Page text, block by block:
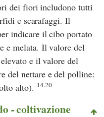
dei fiori includono tutti
e scarafaggi. Il
indicare il cibo portato
e melata. Il valore del
e il valore del
del nettare e del polline:
alto). 14.20
- coltivazione